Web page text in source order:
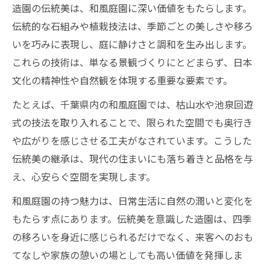
造園の伝統美は、和風庭園に深い価値をもたらします。
伝統的な石組みや植栽技法は、季節ごとの美しさや移ろ
いを巧みに表現し、庭に静けさと調和を生み出します。
これらの技術は、単なる景観づくりにとどまらず、日本
文化の精神性や自然観を体現する重要な要素です。
たとえば、千葉県内の和風庭園では、枯山水や池泉回遊
式の技法を取り入れることで、限られた空間でも奥行き
や広がりを感じさせる工夫がなされています。こうした
伝統美の継承は、現代の住まいにも落ち着きと品格を与
え、心安らぐ空間を実現します。
和風庭園の持つ魅力は、日常生活に自然の潤いと変化を
もたらす点にあります。伝統美を意識した造園は、四季
の移ろいを身近に感じられるだけでなく、来客へのおも
てなしや家族の憩いの場としても高い価値を発揮しま